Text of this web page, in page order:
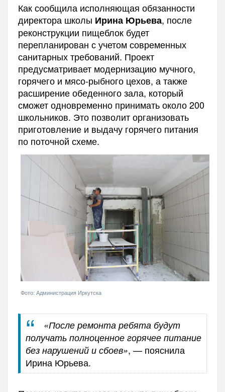
Как сообщила исполняющая обязанности
директора школы Ирина Юрьева, после
реконструкции пищеблок будет
перепланирован с учетом современных
санитарных требований. Проект
предусматривает модернизацию мучного,
горячего и мясо-рыбного цехов, а также
расширение обеденного зала, который
сможет одновременно принимать около 200
школьников. Это позволит организовать
приготовление и выдачу горячего питания
по поточной схеме.
Фото: Администрация Иркутска
«После ремонта ребята будут
получать полноценное горячее питание
без нарушений и сбоев», — пояснила
Ирина Юрьева.